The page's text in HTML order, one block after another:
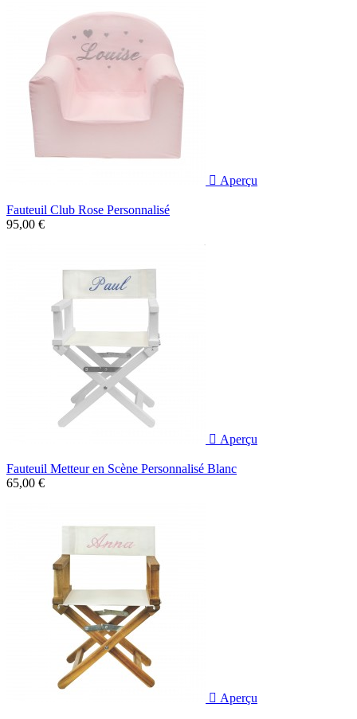
 Aperçu
Fauteuil Club Rose Personnalisé
95,00 €
 Aperçu
Fauteuil Metteur en Scène Personnalisé Blanc
65,00 €
 Aperçu